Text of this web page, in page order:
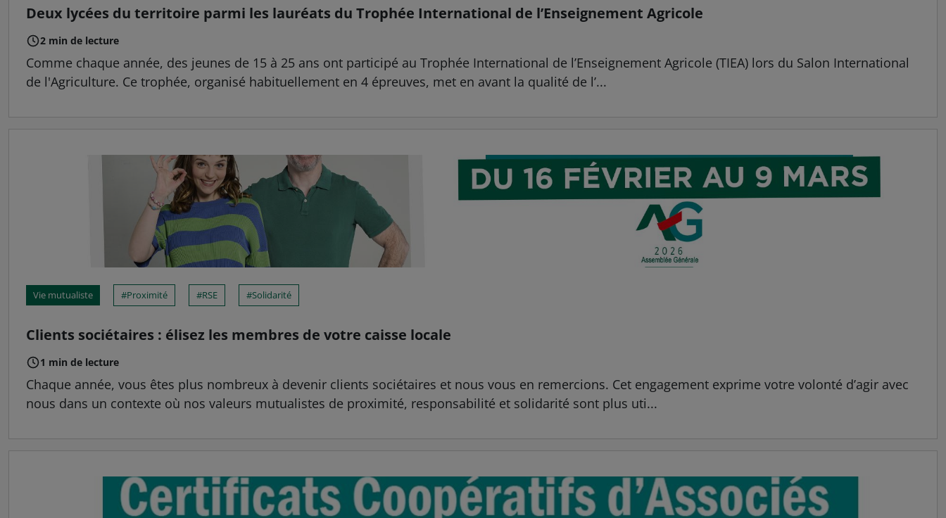
Deux lycées du territoire parmi les lauréats du Trophée International de l’Enseignement Agricole
2 min de lecture
Comme chaque année, des jeunes de 15 à 25 ans ont participé au Trophée International de l’Enseignement Agricole (TIEA) lors du Salon International
de l'Agriculture. Ce trophée, organisé habituellement en 4 épreuves, met en avant la qualité de l’...
Vie mutualiste Proximité RSE Solidarité
Clients sociétaires : élisez les membres de votre caisse locale
1 min de lecture
Chaque année, vous êtes plus nombreux à devenir clients sociétaires et nous vous en remercions. Cet engagement exprime votre volonté d’agir avec
nous dans un contexte où nos valeurs mutualistes de proximité, responsabilité et solidarité sont plus uti...